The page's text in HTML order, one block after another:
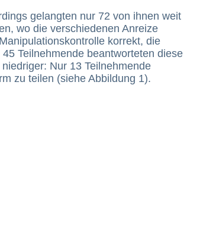
gelangten nur 72 von ihnen weit
wo die verschiedenen Anreize
korrekt, die
Teilnehmende beantworteten diese
Nur 13 Teilnehmende
zu teilen (siehe Abbildung 1).